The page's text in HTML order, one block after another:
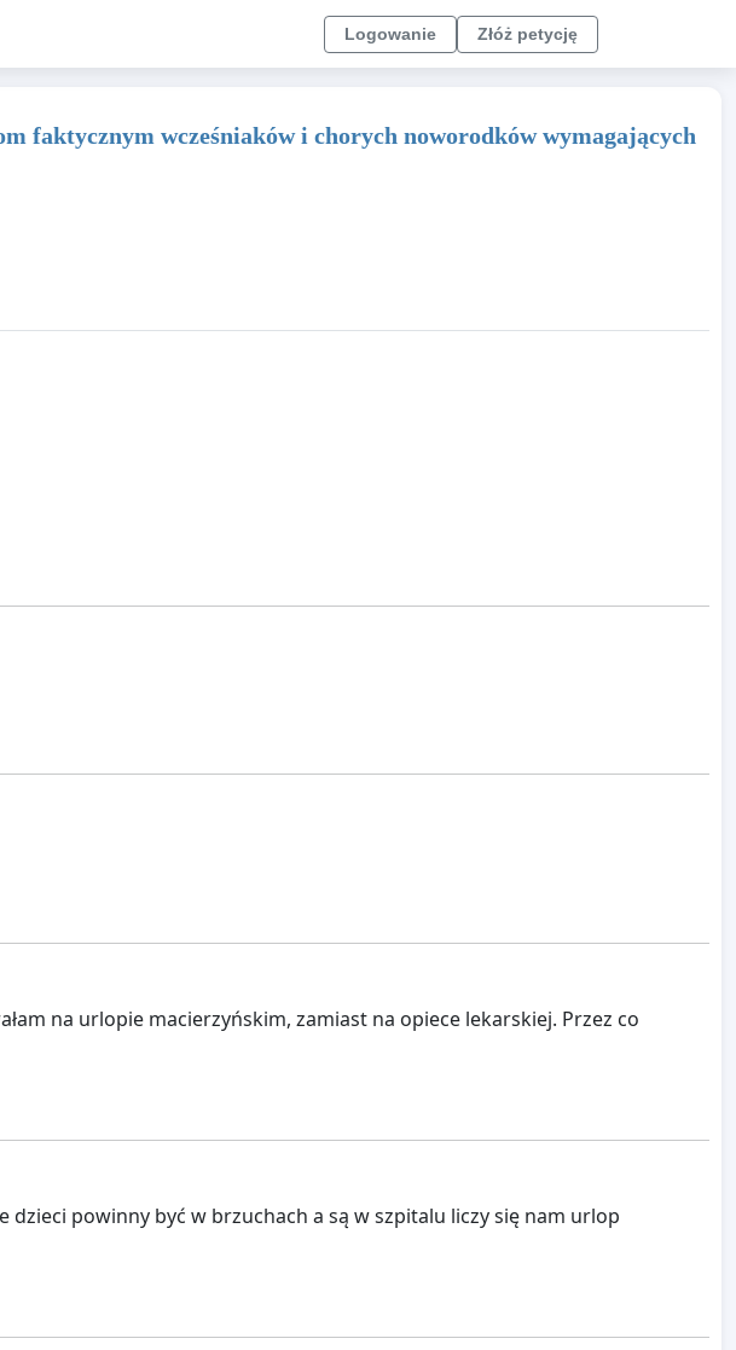
Logowanie Złóż petycję
faktycznym wcześniaków i chorych noworodków wymagających
na urlopie macierzyńskim, zamiast na opiece lekarskiej. Przez co
powinny być w brzuchach a są w szpitalu liczy się nam urlop